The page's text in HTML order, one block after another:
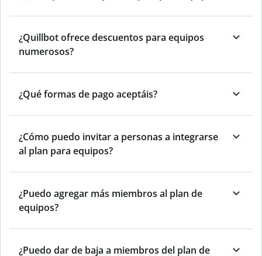
¿Quillbot ofrece descuentos para equipos
numerosos?
¿Qué formas de pago aceptáis?
¿Cómo puedo invitar a personas a integrarse
al plan para equipos?
¿Puedo agregar más miembros al plan de
equipos?
¿Puedo dar de baja a miembros del plan de